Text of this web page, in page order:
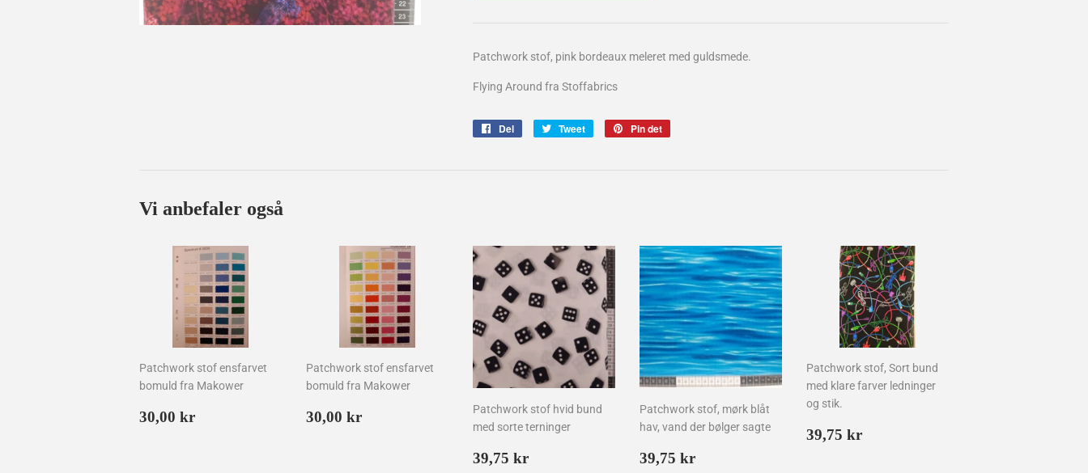
Patchwork stof, pink bordeaux meleret med guldsmede.
Flying Around fra Stoffabrics
Del Tweet
Tweet
Pin det
Vi anbefaler også
Patchwork stof ensfarvet
bomuld fra Makower
Normalpris
30,00 kr
Patchwork stof ensfarvet
bomuld fra Makower
Normalpris
30,00 kr
Patchwork stof hvid bund
med sorte terninger
Normalpris
39,75 kr
Patchwork stof, mørk blåt
hav, vand der bølger sagte
Normalpris
39,75 kr
Patchwork stof, Sort bund
med klare farver ledninger
og stik.
Normalpris
39,75 kr